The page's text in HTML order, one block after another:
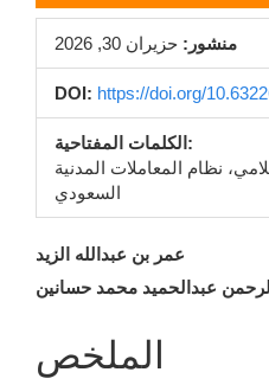
منشور: حزيران 30, 2026
DOI: https://doi.org/
الكلمات المفتاحية:
نظام المعاملات المدنية
السعودي
محتوى
المقالة
الرئيسي
عمر بن عبدالله الزيد
عبدالحميد محمد حسانين
الملخص